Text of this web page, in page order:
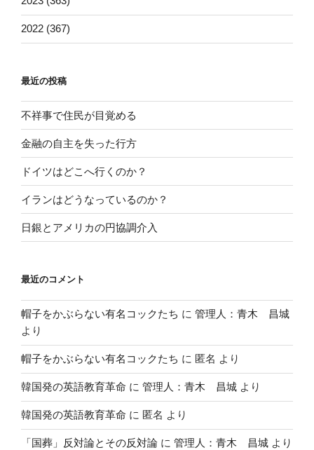
2022 (367)
最近の投稿
不祥事で住民が目覚める
金融の自主を失った行方
ドイツはどこへ行くのか？
イランはどうなっているのか？
日銀とアメリカの円協調介入
最近のコメント
帽子をかぶらない有名コックたち に 管理人：青木 昌城
より
帽子をかぶらない有名コックたち に 匿名 より
韓国発の英語教育革命 に 管理人：青木 昌城 より
韓国発の英語教育革命 に 匿名 より
「国葬」反対論とその反対論 に 管理人：青木 昌城 より